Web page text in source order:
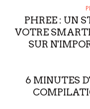
PHREE : UN
VOTRE
SUR
6 MINUTES